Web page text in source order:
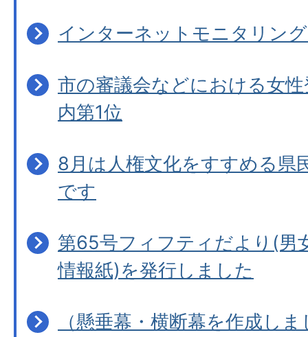
インターネットモニタリン
市の審議会などにおける女
内第1位
8月は人権文化をすすめる県
です
第65号フィフティだより(男
情報紙)を発行しました
（懸垂幕・横断幕を作成し